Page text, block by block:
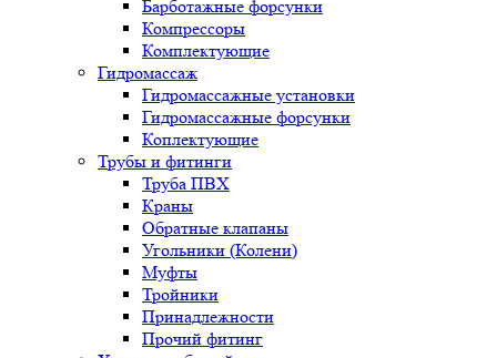
Барботажные форсунки
Компрессоры
Комплектующие
Гидромассаж
Гидромассажные установки
Гидромассажные форсунки
Коплектующие
Трубы и фитинги
Труба ПВХ
Краны
Обратные клапаны
Угольники (Колени)
Муфты
Тройники
Принадлежности
Прочий фитинг